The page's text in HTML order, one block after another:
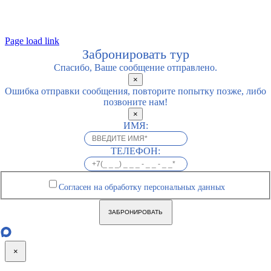
Page load link
Забронировать тур
Спасибо, Ваше сообщение отправлено.
×
Ошибка отправки сообщения, повторите попытку позже, либо
позвоните нам!
×
ИМЯ:
ТЕЛЕФОН:
Согласен на обработку персональных данных
ЗАБРОНИРОВАТЬ
×